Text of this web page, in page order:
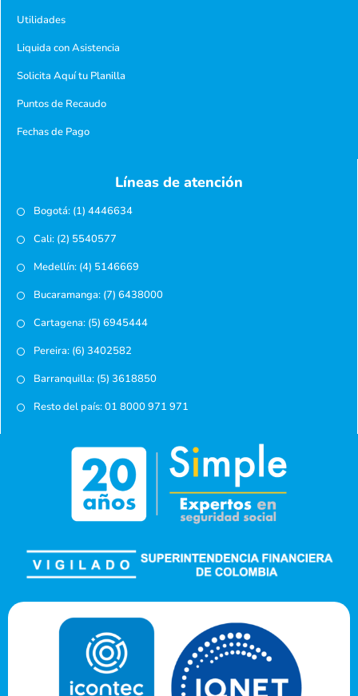
Utilidades
Liquida con Asistencia
Solicita Aquí tu Planilla
Puntos de Recaudo
Fechas de Pago
Líneas de atención
Bogotá: (1) 4446634
Cali: (2) 5540577
Medellín: (4) 5146669
Bucaramanga: (7) 6438000
Cartagena: (5) 6945444
Pereira: (6) 3402582
Barranquilla: (5) 3618850
Resto del país: 01 8000 971 971